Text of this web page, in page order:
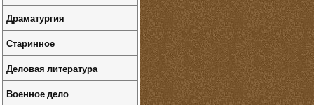
Драматургия
Старинное
Деловая литература
Военное дело